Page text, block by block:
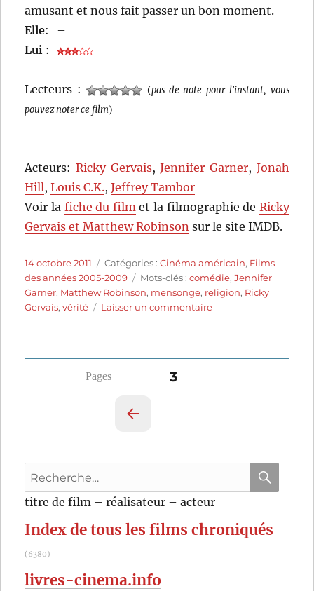
amusant et nous fait passer un bon moment.
Elle:
–
Lui :
Lecteurs : (pas de note pour l'instant, vous
pouvez noter ce film)
Acteurs: Ricky Gervais,Jennifer Garner, Jonah
Hill,Louis C.K.,Jeffrey Tambor
Voir la fiche du filmet la filmographie de Ricky
Gervais et Matthew Robinson sur le site IMDB.
Publié
le
14 octobre 2011 Catégories
Catégories :Cinéma américain, Films
des années 2005-2009
Étiquettes
Mots-clés :comédie,Jennifer
Garner, Matthew Robinson, mensonge, religion, Ricky
Gervais,vérité Laisser un commentairesur
The
Pagination
PRÉ
ENT
E
PAGE3
Recherche
pour
titre de film – réalisateur – acteur
Index de tous les films chroniqués
(6380)
livres-cinema.info